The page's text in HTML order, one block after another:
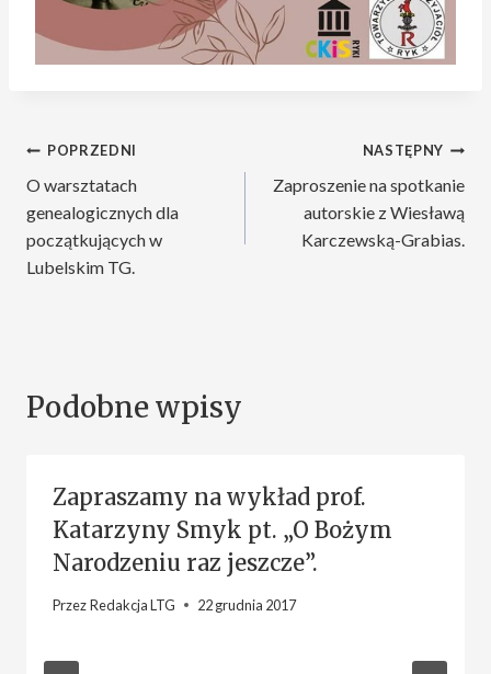
Nawigacja
wpisu
POPRZEDNI
O warsztatach
genealogicznych dla
początkujących w
Lubelskim TG.
NASTĘPNY
Zaproszenie na spotkanie
autorskie z Wiesławą
Karczewską-Grabias.
Podobne wpisy
Zapraszamy na wykład prof.
Katarzyny Smyk pt. „O Bożym
Narodzeniu raz jeszcze”.
PrzezRedakcja LTG 22 grudnia 2017